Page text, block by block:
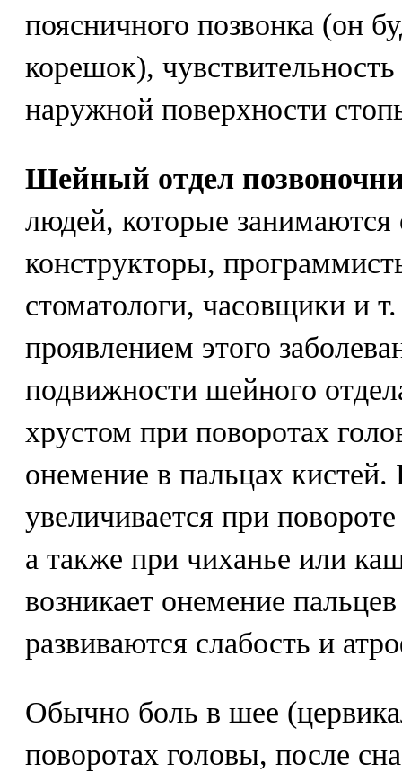
поясничного позвонка (он
корешок),
наружной поверхности
Шейный отдел
людей, которые занимаются
конструкторы,
стоматологи, часовщики и
проявлением этого
подвижности шейного
хрустом при поворотах
онемение в пальцах
увеличивается при
а также при чиханье или
возникает онемение
развиваются слабость и
Обычно боль в шее
поворотах головы, после